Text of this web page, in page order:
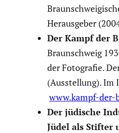
Heraus­geber
Der Kampf der
Braun­schweig
der Fotografie.
(Ausstel­lung). Im
www.kampf-der-
Der jüdische
Jüdel als Stifter